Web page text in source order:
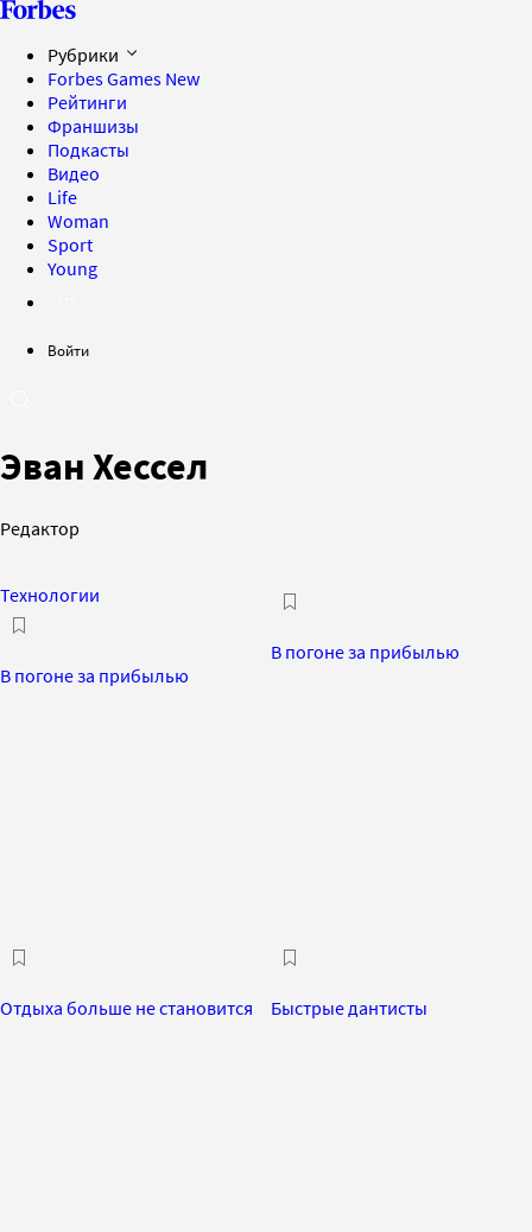
Рубрики
Forbes Games New
Рейтинги
Франшизы
Подкасты
Видео
Life
Woman
Sport
Young
Войти
Эван Хессел
Редактор
Технологии
В погоне за прибылью
В погоне за прибылью
Отдыха больше не становится Быстрые дантисты